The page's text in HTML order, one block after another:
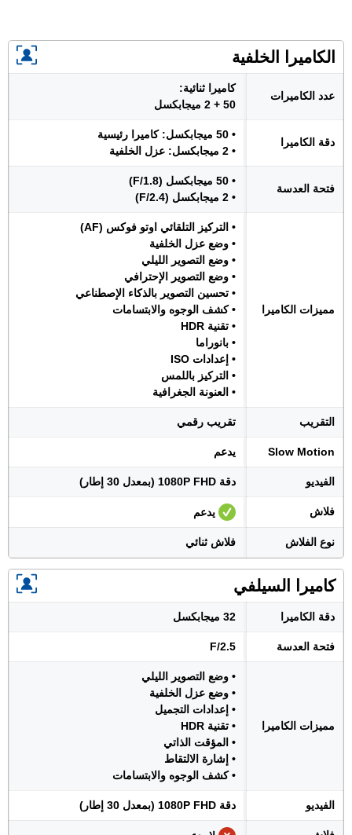
الكاميرا الخلفية
عدد الكاميرات
كاميرا ثنائية:
50 + 2 ميجابكسل
دقة الكاميرا
• 50 ميجابكسل: كاميرا رئيسية
• 2 ميجابكسل: عزل الخلفية
فتحة العدسة
• 50 ميجابكسل (F/1.8)
• 2 ميجابكسل (F/2.4)
مميزات الكاميرا
• التركيز التلقائي اوتو فوكس (AF)
• وضع عزل الخلفية
• وضع التصوير الليلي
• وضع التصوير الإحترافي
• تحسين التصوير بالذكاء الإصطناعي
• كشف الوجوه والابتسامات
• تقنية HDR
• بانوراما
• إعدادات ISO
• التركيز باللمس
• العنونة الجغرافية
التقريب تقريب رقمي
Slow Motion يدعم
الفيديو دقة 1080P FHD (بمعدل 30 إطار)
فلاش يدعم
نوع الفلاش فلاش ثنائي
كاميرا السيلفي
دقة الكاميرا 32 ميجابكسل
فتحة العدسة F/2.5
مميزات الكاميرا
• وضع التصوير الليلي
• وضع عزل الخلفية
• إعدادات التجميل
• تقنية HDR
• المؤقت الذاتي
• إشارة الالتقاط
• كشف الوجوه والابتسامات
الفيديو دقة 1080P FHD (بمعدل 30 إطار)